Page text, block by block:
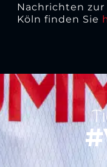
Nachrichten zur
Köln finden Sie